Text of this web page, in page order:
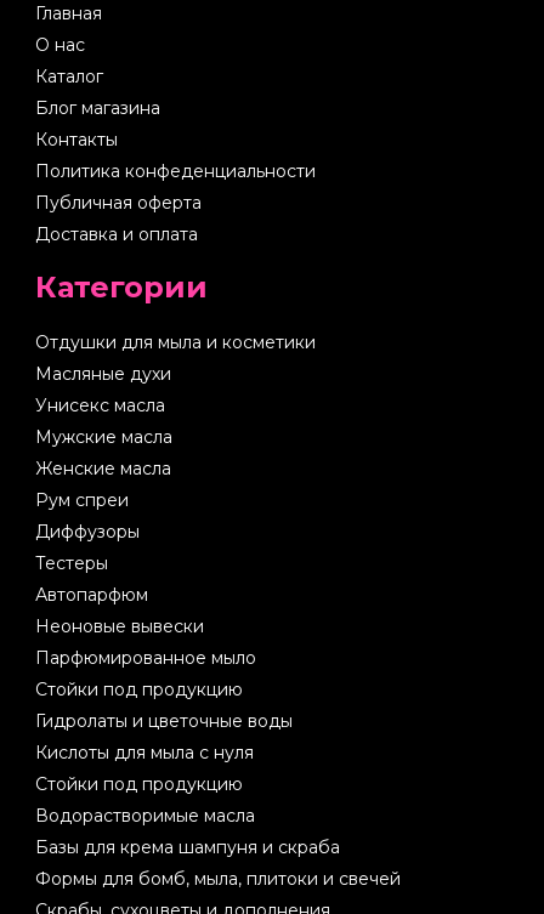
Главная
О нас
Каталог
Блог магазина
Контакты
Политика конфеденциальности
Публичная оферта
Доставка и оплата
Категории
Отдушки для мыла и косметики
Масляные духи
Унисекс масла
Мужские масла
Женские масла
Рум спреи
Диффузоры
Тестеры
Автопарфюм
Неоновые вывески
Парфюмированное мыло
Стойки под продукцию
Гидролаты и цветочные воды
Кислоты для мыла с нуля
Стойки под продукцию
Водорастворимые масла
Базы для крема шампуня и скраба
Формы для бомб, мыла, плитоки и свечей